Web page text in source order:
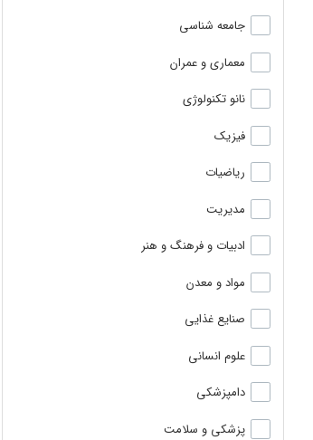
جامعه شناسی
معماری و عمران
نانو تکنولوژی
فیزیک
ریاضیات
مدیریت
ادبیات و فرهنگ و هنر
مواد و معدن
صنایع غذایی
علوم انسانی
دامپزشکی
پزشکی و سلامت